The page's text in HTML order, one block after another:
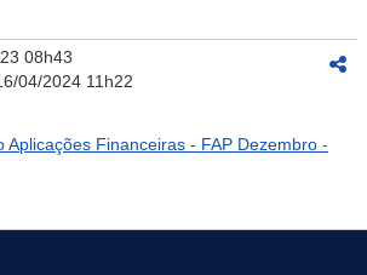
08h43
04/2024 11h22
Aplicações Financeiras - FAP Dezembro -